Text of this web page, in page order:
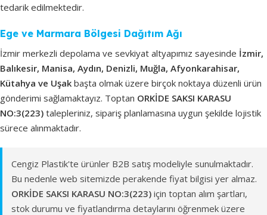
tedarik edilmektedir.
Ege ve Marmara Bölgesi Dağıtım Ağı
İzmir merkezli depolama ve sevkiyat altyapımız sayesinde İzmir,
Balıkesir, Manisa, Aydın, Denizli, Muğla, Afyonkarahisar,
Kütahya ve Uşak başta olmak üzere birçok noktaya düzenli ürün
gönderimi sağlamaktayız. Toptan ORKİDE SAKSI KARASU
NO:3(223) talepleriniz, sipariş planlamasına uygun şekilde lojistik
sürece alınmaktadır.
Cengiz Plastik'te ürünler B2B satış modeliyle sunulmaktadır.
Bu nedenle web sitemizde perakende fiyat bilgisi yer almaz.
ORKİDE SAKSI KARASU NO:3(223) için toptan alım şartları,
stok durumu ve fiyatlandırma detaylarını öğrenmek üzere